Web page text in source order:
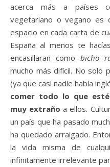
acerca más a países
vegetariano o vegano es
espacio en cada carta de
España al menos te
encasillaran como bicho
mucho más difícil. No solo
(ya que casi nadie habla
comer todo lo que
muy extraño a ellos.
un país que ha pasado
ha quedado arraigado.
la vida misma de
infinitamente irrelevante